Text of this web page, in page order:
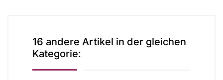
16 andere Artikel in der gleichen
Kategorie: